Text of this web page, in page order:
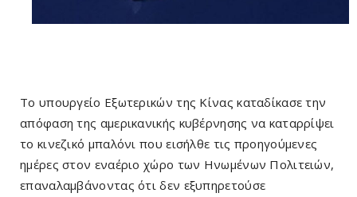
Το υπουργείο Εξωτερικών της Κίνας καταδίκασε την
απόφαση της αμερικανικής κυβέρνησης να καταρρίψει
το κινεζικό μπαλόνι που εισήλθε τις προηγούμενες
ημέρες στον εναέριο χώρο των Ηνωμένων Πολιτειών,
επαναλαμβάνοντας ότι δεν εξυπηρετούσε